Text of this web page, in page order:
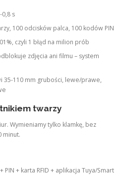
0,8 s
100 odcisków palca, 100 kodów PIN
czyli 1 błąd na milion prób
zdjęcia ani filmu – system
35-110 mm grubości, lewe/prawe,
twarzy
Wymieniamy tylko klamkę, bez
minut.
PIN + karta RFID + aplikacja Tuya/Smart